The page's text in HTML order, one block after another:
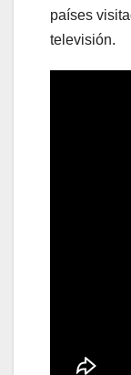
países
televisión.